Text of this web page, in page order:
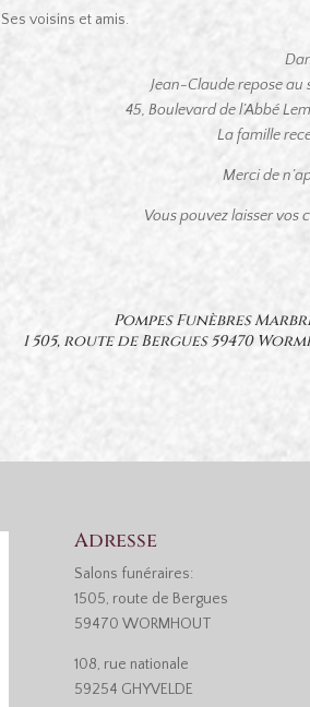
Ses voisins et amis.
Jean-Claude repose au
45, Boulevard de l’Abbé
La famille
Merci de
Vous pouvez laisser
Pompes Funèbres
1 505, route de Bergues 59470
Adresse
Salons funéraires:
1505, route de Bergues
59470 WORMHOUT
108, rue nationale
59254 GHYVELDE